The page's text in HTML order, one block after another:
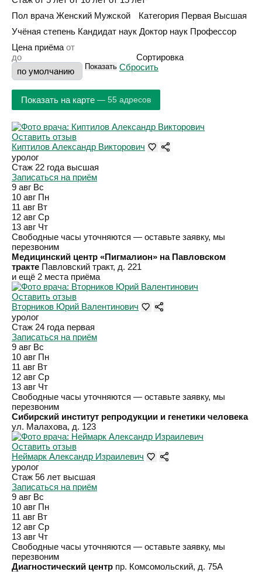
Пол врача Женский Мужской Категория Первая Высшая
Учёная степень Кандидат наук Доктор наук Профессор
Цена приёма
Сортировка
Показать Сбросить
Показать на карте — 55 адресов
Оставить отзыв
Киптилов Александр Викторович
уролог
Стаж 22 года высшая
Записаться на приём
9 авг Вс
10 авг Пн
11 авг Вт
12 авг Ср
13 авг Чт
Свободные часы уточняются — оставьте заявку, мы
перезвоним
Медицинский центр «Пигмалион» на Павловском
тракте Павловский тракт, д. 221
и ещё 2 места приёма
Оставить отзыв
Вторников Юрий Валентинович
уролог
Стаж 24 года первая
Записаться на приём
9 авг Вс
10 авг Пн
11 авг Вт
12 авг Ср
13 авг Чт
Свободные часы уточняются — оставьте заявку, мы
перезвоним
Сибирский институт репродукции и генетики человека
ул. Малахова, д. 123
Оставить отзыв
Неймарк Александр Израилевич
уролог
Стаж 56 лет высшая
Записаться на приём
9 авг Вс
10 авг Пн
11 авг Вт
12 авг Ср
13 авг Чт
Свободные часы уточняются — оставьте заявку, мы
перезвоним
Диагностический центр пр. Комсомольский, д. 75А